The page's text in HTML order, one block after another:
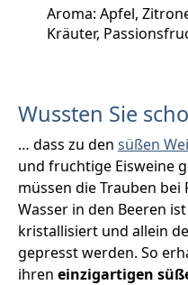
Aroma: Apfel,
Kräuter,
Wussten Sie
… dass zu den süßen
und fruchtige Eisweine
müssen die Trauben
Wasser in den Beeren
kristallisiert und allein
gepresst werden. So
ihren einzigartigen